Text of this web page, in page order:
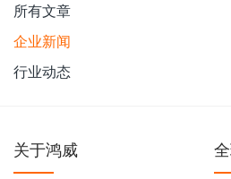
所有文章
企业新闻
行业动态
关于鸿威